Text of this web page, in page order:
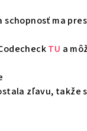
ma
TU a
zľavu, takže